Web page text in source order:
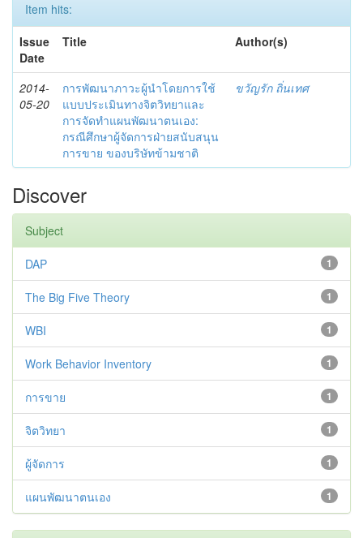
Item hits:
Issue
Date
Title Author(s)
2014-
05-20
การพัฒนาภาวะผู้นำโดยการใช้
แบบประเมินทางจิตวิทยาและ
การจัดทำแผนพัฒนาตนเอง:
กรณีศึกษาผู้จัดการฝ่ายสนับสนุน
การขาย ของบริษัทข้ามชาติ
ขวัญรัก ถิ่นเทศ
Discover
Subject
1
DAP
1
The Big Five Theory
1
WBI
1
Work Behavior Inventory
1
การขาย
1
จิตวิทยา
1
ผู้จัดการ
1
แผนพัฒนาตนเอง